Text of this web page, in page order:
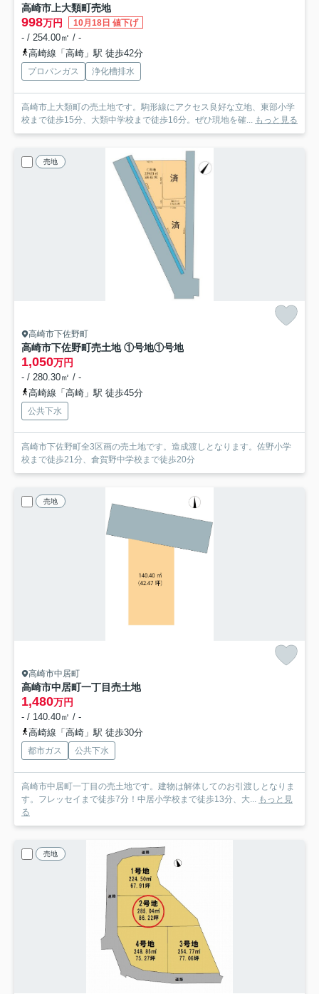
高崎市上大類町売地
998万円 10月18日 値下げ
- / 254.00㎡ / -
高崎線「高崎」駅 徒歩42分
プロパンガス 浄化槽排水
高崎市上大類町の売土地です。駒形線にアクセス良好な立地、東部小学
校まで徒歩15分、大類中学校まで徒歩16分。ぜひ現地を確...
もっと見る
売地
高崎市下佐野町
高崎市下佐野町売土地 ①号地①号地
1,050万円
- / 280.30㎡ / -
高崎線「高崎」駅 徒歩45分
公共下水
高崎市下佐野町全3区画の売土地です。造成渡しとなります。佐野小学
校まで徒歩21分、倉賀野中学校まで徒歩20分
売地
高崎市中居町
高崎市中居町一丁目売土地
1,480万円
- / 140.40㎡ / -
高崎線「高崎」駅 徒歩30分
都市ガス 公共下水
高崎市中居町一丁目の売土地です。建物は解体してのお引渡しとなりま
す。フレッセイまで徒歩7分！中居小学校まで徒歩13分、大... もっと見
る
売地